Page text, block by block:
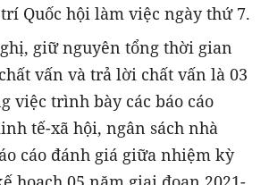
Quốc hội làm việc ngày thứ 7.
giữ nguyên tổng thời gian
vấn và trả lời chất vấn là 03
việc trình bày các báo cáo
tế-xã hội, ngân sách nhà
cáo đánh giá giữa nhiệm kỳ